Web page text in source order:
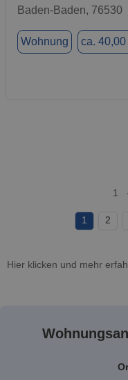
Baden-Baden, 76530
Wohnung ca. 40,00
1
1 2
Hier klicken und mehr